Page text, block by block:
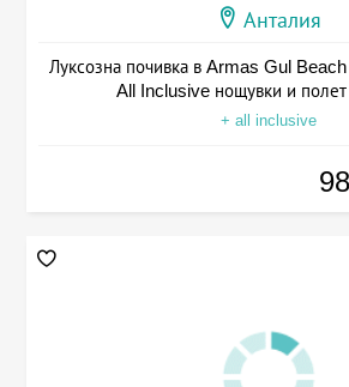
Анталия
Луксозна почивка в Armas Gul
All Inclusive нощувки и
+ all inclusive